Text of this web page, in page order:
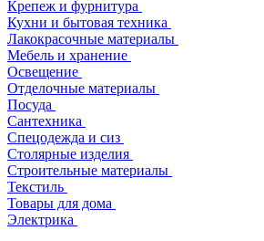
Крепеж и фурнитура
Кухни и бытовая техника
Лакокрасочные материалы
Мебель и хранение
Освещение
Отделочные материалы
Посуда
Сантехника
Спецодежда и сиз
Столярные изделия
Строительные материалы
Текстиль
Товары для дома
Электрика